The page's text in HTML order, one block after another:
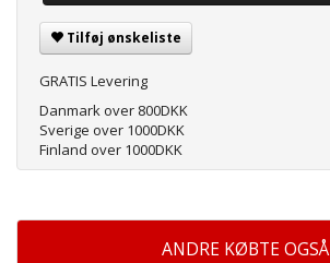
Tilføj ønskeliste
GRATIS Levering
Danmark over 800DKK
Sverige over 1000DKK
Finland over 1000DKK
ANDRE KØBTE OGSÅ